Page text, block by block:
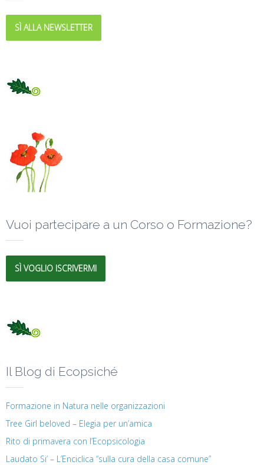
SÌ ALLA NEWSLETTER
Vuoi partecipare a un Corso o Formazione?
SÌ VOGLIO ISCRIVERMI
Il Blog di Ecopsiché
Formazione in Natura nelle organizzazioni
Tree Girl beloved – Elegia per un’amica
Rito di primavera con l’Ecopsicologia
Laudato Si’ – L’Enciclica “sulla cura della casa comune”